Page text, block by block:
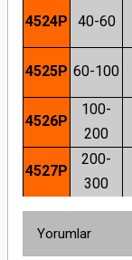
4524P 40-60
4525P 60-100
4526P
100-
200
4527P
200-
300
Yorumlar